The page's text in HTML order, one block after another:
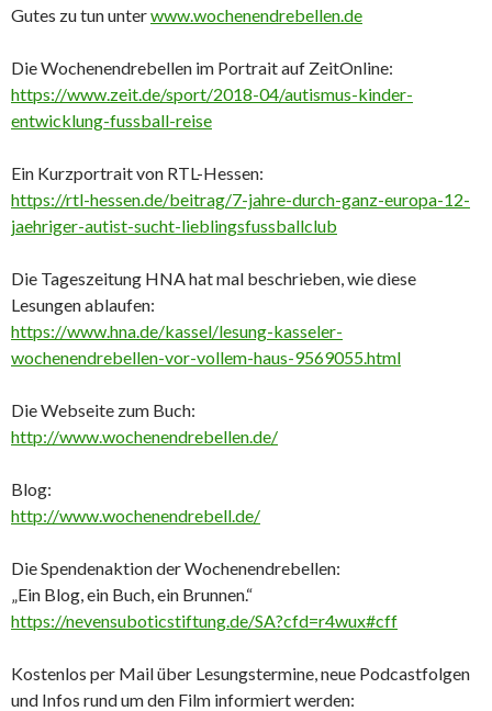
Gutes zu tun unterwww.wochenendrebellen.de
Die Wochenendrebellen im Portrait auf ZeitOnline:
https://www.zeit.de/sport/2018-04/autismus-kinder-
entwicklung-fussball-reise
Ein Kurzportrait von RTL-Hessen:
https://rtl-hessen.de/beitrag/7-jahre-durch-ganz-europa-12-
jaehriger-autist-sucht-lieblingsfussballclub
Die Tageszeitung HNA hat mal beschrieben, wie diese
Lesungen ablaufen:
https://www.hna.de/kassel/lesung-kasseler-
wochenendrebellen-vor-vollem-haus-9569055.html
Die Webseite zum Buch:
http://www.wochenendrebellen.de/
Blog:
http://www.wochenendrebell.de/
Die Spendenaktion der Wochenendrebellen:
„Ein Blog, ein Buch, ein Brunnen.“
https://nevensuboticstiftung.de/SA?cfd=r4wux#cff
Kostenlos per Mail über Lesungstermine, neue Podcastfolgen
und Infos rund um den Film informiert werden: